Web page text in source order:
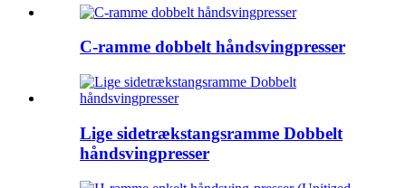
C-ramme dobbelt håndsvingpresser
Lige sidetrækstangsramme Dobbelt
håndsvingpresser